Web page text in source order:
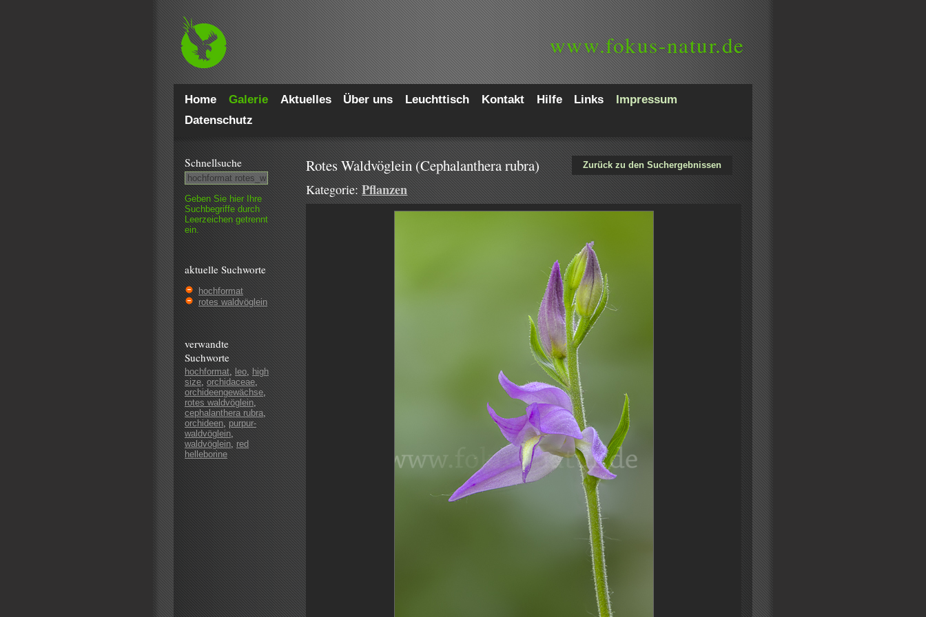
www.fokus-natur.de
Home Galerie Aktuelles Über uns Leuchttisch Kontakt Hilfe Links
Impressum
Datenschutz
Schnell­suche
Geben Sie hier Ihre
Such­begriffe durch
Leer­zeichen getrennt
ein.
aktuelle Suchworte
hochformat
rotes waldvöglein
verwandte
Suchworte
hochformat, leo, high
size, orchidaceae,
orchideengewächse,
rotes waldvöglein,
cephalanthera rubra,
orchideen, purpur-
waldvöglein,
waldvöglein, red
helleborine
Zurück zu den Suchergebnissen
Rotes Waldvöglein (Cephalanthera rubra)
Kategorie:Pflanzen